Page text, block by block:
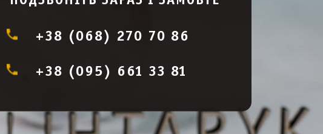
+38 (068) 270 70 86
+38 (095) 661 33 81